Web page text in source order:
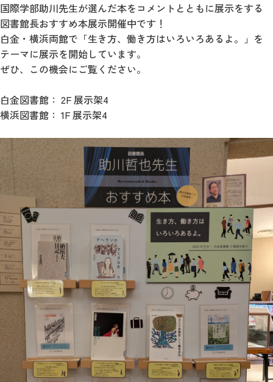
国際学部助川先生が選んだ本をコメントとともに展示をする
図書館長おすすめ本展示開催中です！
白金・横浜両館で「生き方、働き方はいろいろあるよ。」を
テーマに展示を開始しています。
ぜひ、この機会にご覧ください。
白金図書館： 2F 展示架4
横浜図書館： 1F 展示架4